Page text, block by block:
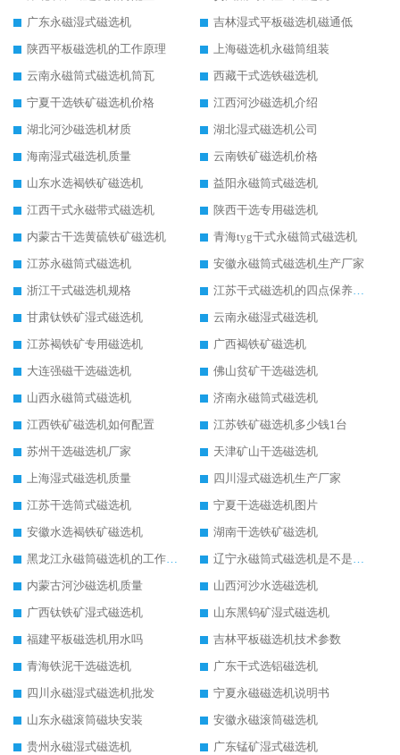
广东永磁湿式磁选机
吉林湿式平板磁选机磁通低
陕西平板磁选机的工作原理
上海磁选机永磁筒组装
云南永磁筒式磁选机筒瓦
西藏干式选铁磁选机
宁夏干选铁矿磁选机价格
江西河沙磁选机介绍
湖北河沙磁选机材质
湖北湿式磁选机公司
海南湿式磁选机质量
云南铁矿磁选机价格
山东水选褐铁矿磁选机
益阳永磁筒式磁选机
江西干式永磁带式磁选机
陕西干选专用磁选机
内蒙古干选黄硫铁矿磁选机
青海tyg干式永磁筒式磁选机
江苏永磁筒式磁选机
安徽永磁筒式磁选机生产厂家
浙江干式磁选机规格
江苏干式磁选机的四点保养秘籍
甘肃钛铁矿湿式磁选机
云南永磁湿式磁选机
江苏褐铁矿专用磁选机
广西褐铁矿磁选机
大连强磁干选磁选机
佛山贫矿干选磁选机
山西永磁筒式磁选机
济南永磁筒式磁选机
江西铁矿磁选机如何配置
江苏铁矿磁选机多少钱1台
苏州干选磁选机厂家
天津矿山干选磁选机
上海湿式磁选机质量
四川湿式磁选机生产厂家
江苏干选筒式磁选机
宁夏干选磁选机图片
安徽水选褐铁矿磁选机
湖南干选铁矿磁选机
黑龙江永磁筒磁选机的工作原理
辽宁永磁筒式磁选机是不是强磁
内蒙古河沙磁选机质量
山西河沙水选磁选机
广西钛铁矿湿式磁选机
山东黑钨矿湿式磁选机
福建平板磁选机用水吗
吉林平板磁选机技术参数
青海铁泥干选磁选机
广东干式选铝磁选机
四川永磁湿式磁选机批发
宁夏永磁磁选机说明书
山东永磁滚筒磁块安装
安徽永磁滚筒磁选机
贵州永磁湿式磁选机
广东锰矿湿式磁选机